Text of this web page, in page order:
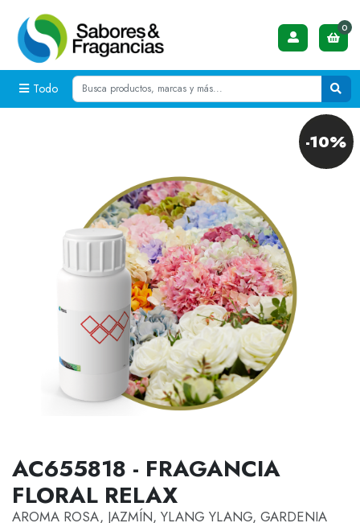
Todo
0
-10%
AC655818 - FRAGANCIA
FLORAL RELAX
AROMA ROSA, JAZMÍN, YLANG YLANG, GARDENIA